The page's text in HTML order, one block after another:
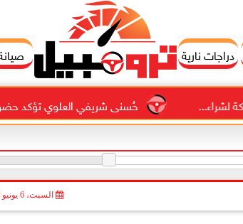
دراجات نارية
حُسنى شريفي العلوي تؤكد حضورها الفني
السبت، 6 يونيو 2026